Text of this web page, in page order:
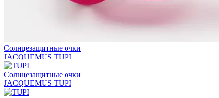
Солнцезащитные очки
JACQUEMUS TUPI
Солнцезащитные очки
JACQUEMUS TUPI